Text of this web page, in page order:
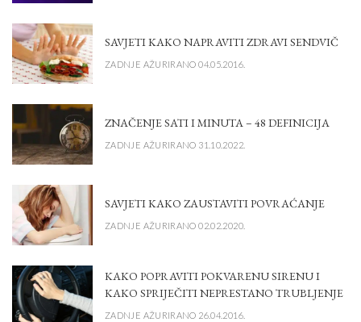
SAVJETI KAKO NAPRAVITI ZDRAVI SENDVIČ
ZADNJE AŽURIRANO 04.05.2016.
ZNAČENJE SATI I MINUTA – 48 DEFINICIJA
ZADNJE AŽURIRANO 31.10.2022.
SAVJETI KAKO ZAUSTAVITI POVRAĆANJE
ZADNJE AŽURIRANO 02.02.2020.
KAKO POPRAVITI POKVARENU SIRENU I
KAKO SPRIJEČITI NEPRESTANO TRUBLJENJE
ZADNJE AŽURIRANO 26.04.2016.